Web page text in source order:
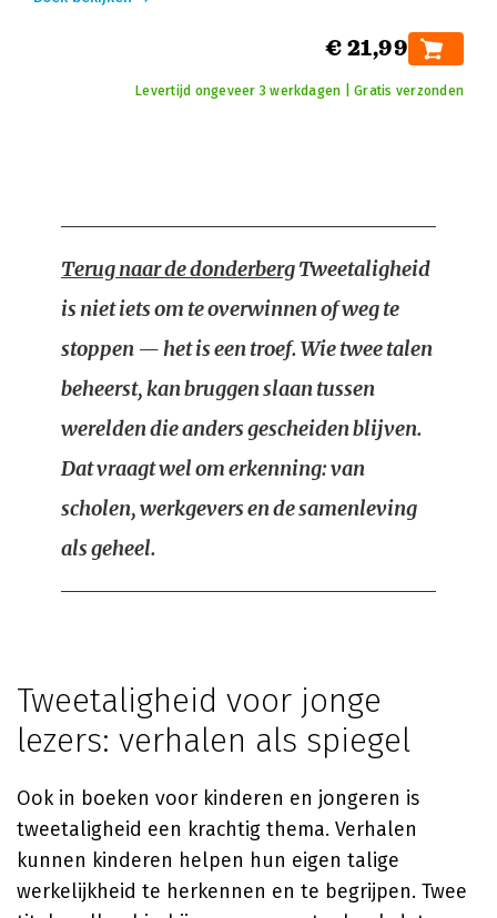
€ 21,99
Levertijd ongeveer 3 werkdagen | Gratis verzonden
Terug naar de donderbergTweetaligheid
is niet iets om te overwinnen of weg te
stoppen — het is een troef. Wie twee talen
beheerst, kan bruggen slaan tussen
werelden die anders gescheiden blijven.
Dat vraagt wel om erkenning: van
scholen, werkgevers en de samenleving
als geheel.
Tweetaligheid voor jonge
lezers: verhalen als spiegel
Ook in boeken voor kinderen en jongeren is
tweetaligheid een krachtig thema. Verhalen
kunnen kinderen helpen hun eigen talige
werkelijkheid te herkennen en te begrijpen. Twee